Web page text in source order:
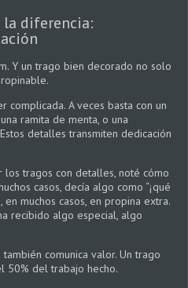
la diferencia:
Y un trago bien decorado no solo
complicada. A veces basta con un
ramita de menta, o una
detalles transmiten dedicación
tragos con detalles, noté cómo
casos, decía algo como “¡qué
en muchos casos, en propina extra.
recibido algo especial, algo
comunica valor. Un trago
50% del trabajo hecho.